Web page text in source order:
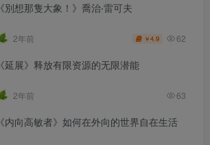
《別想那隻大象！》喬治‧雷可夫
2年前 ￥4.9 62
《延展》释放有限资源的无限潜能
2年前 63
《内向高敏者》如何在外向的世界自在生活